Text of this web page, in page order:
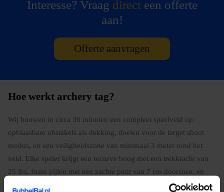
Interesse? Vraag directeen offerte
aan!
Offerte aanvragen
Hoe werkt archery tag?
Wij bouwen in circa 30 minuten een compleet speelveld op:
opblaasbare obstakels als dekking, doelen voor de target shoot
modus, en een veiligheidszone van minimaal 3 meter rond het
veld. Elke speler krijgt een recurve boog met een trekkracht van
25 lbs, foam pijlen met een zachte punt van 7 cm doorsnee, en
een gelaatsmasker dat het volledige gezicht beschermt. De